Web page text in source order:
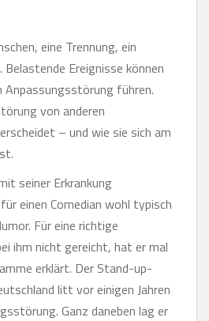
eine Trennung, ein
Ereignisse können
Anpassungsstörung führen.
von anderen
– und wie sie sich am
seiner Erkrankung
einen Comedian wohl typisch
Für eine richtige
ihm nicht gereicht, hat er mal
erklärt. Der Stand-up-
litt vor einigen Jahren
Ganz daneben lag er